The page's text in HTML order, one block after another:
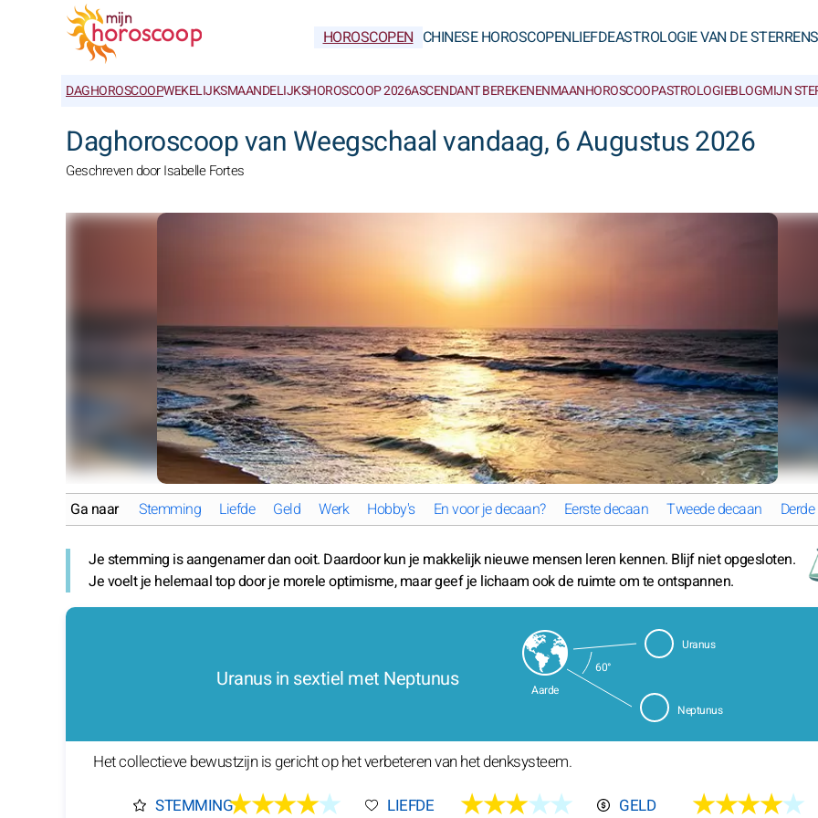
HOROSCOPEN CHINESE HOROSCOPENLIEFDEASTROLOGIE VAN DE STERREN
DAGHOROSCOOPWEKELIJKSMAANDELIJKSHOROSCOOP 2026ASCENDANT BEREKENENMAANHOROSCOOPASTROLOGIEBLOGMIJN
Daghoroscoop van Weegschaal vandaag, 6 Augustus 2026
Geschreven door Isabelle Fortes
Ga naar Stemming Liefde Geld Werk Hobby's En voor je decaan? Eerste decaan Tweede decaan
Je stemming is aangenamer dan ooit. Daardoor kun je makkelijk nieuwe mensen leren kennen. Blijf niet opgesloten.
Je voelt je helemaal top door je morele optimisme, maar geef je lichaam ook de ruimte om te ontspannen.
Uranus in sextiel met Neptunus Aarde
Uranus
Neptunus
60°
Het collectieve bewustzijn is gericht op het verbeteren van het denksysteem.
STEMMING★★★★★ LIEFDE ★★★★★ GELD ★★★★★